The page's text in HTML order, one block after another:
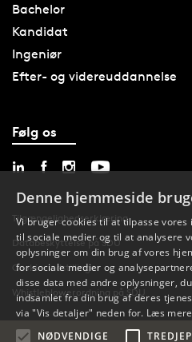
Bachelor
Kandidat
Ingeniør
Efter- og videreuddannelse
Følg os
Tilgængelighedserklæring
Databeskyttelse på SDU
Cookie-indstillinger
Whistleblowerordning på SDU
Denne hjemmeside
Vi bruger cookies til at tilpasse
til sociale medier og til at analysere
oplysninger om din brug af vores
for sociale medier og
disse data med andre oplysninger,
indsamlet fra din brug af deres
via "Vis detaljer" neden for. Læs mere
NØDVENDIGE